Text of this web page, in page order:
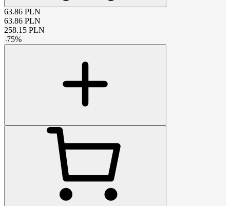
63.86 PLN
63.86 PLN
258.15 PLN
-75%